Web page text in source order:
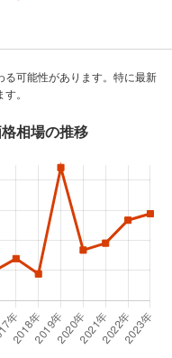
可能性があります。特に最新
。
相場の推移